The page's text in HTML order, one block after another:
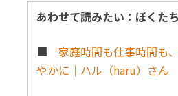
あわせて読みたい：ぼくた
■家庭時間も仕事時間も
やかに｜ハル（haru）さん